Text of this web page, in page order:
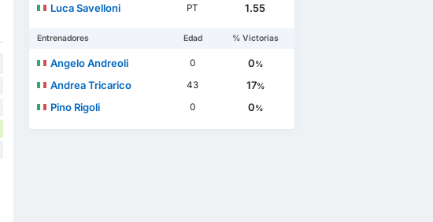
Luca Savelloni
PT 1.55
Entrenadores Edad % Victorias
Angelo Andreoli 0 0%
Andrea Tricarico 43 17%
Pino Rigoli 0 0%